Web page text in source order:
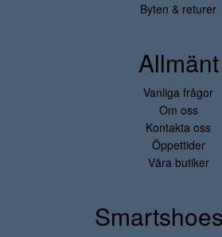
Byten & returer
Allmänt
Vanliga frågor
Om oss
Kontakta oss
Öppettider
Våra butiker